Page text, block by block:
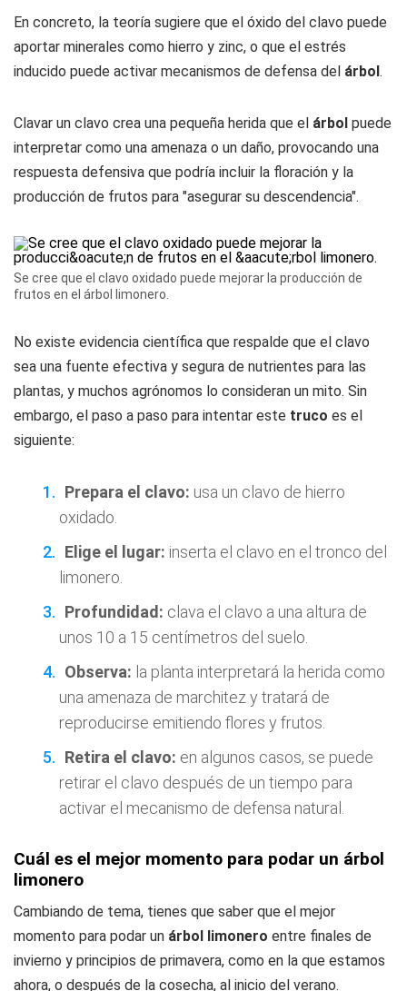
En concreto, la teoría sugiere que el óxido del clavo puede
aportar minerales como hierro y zinc, o que el estrés
inducido puede activar mecanismos de defensa del árbol.
Clavar un clavo crea una pequeña herida que el árbol puede
interpretar como una amenaza o un daño, provocando una
respuesta defensiva que podría incluir la floración y la
producción de frutos para "asegurar su descendencia".
Se cree que el clavo oxidado puede mejorar la producción de
frutos en el árbol limonero.
No existe evidencia científica que respalde que el clavo
sea una fuente efectiva y segura de nutrientes para las
plantas, y muchos agrónomos lo consideran un mito. Sin
embargo, el paso a paso para intentar este truco es el
siguiente:
Prepara el clavo: usa un clavo de hierro
oxidado.
Elige el lugar: inserta el clavo en el tronco del
limonero.
Profundidad: clava el clavo a una altura de
unos 10 a 15 centímetros del suelo.
Observa: la planta interpretará la herida como
una amenaza de marchitez y tratará de
reproducirse emitiendo flores y frutos.
Retira el clavo: en algunos casos, se puede
retirar el clavo después de un tiempo para
activar el mecanismo de defensa natural.
Cuál es el mejor momento para podar un árbol
limonero
Cambiando de tema, tienes que saber que el mejor
momento para podar un árbol limonero entre finales de
invierno y principios de primavera, como en la que estamos
ahora, o después de la cosecha, al inicio del verano.